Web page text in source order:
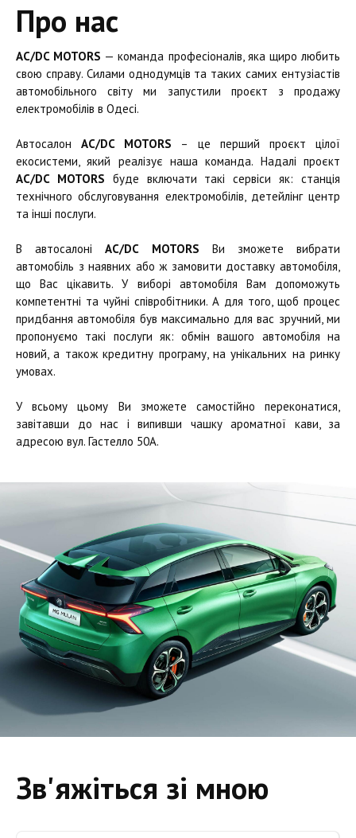
Про нас
AC/DC MOTORS — команда професіоналів, яка щиро любить
свою справу. Силами однодумців та таких самих ентузіастів
автомобільного світу ми запустили проєкт з продажу
електромобілів в Одесі.
АвтосалонAC/DC MOTORS – це перший проєкт цілої
екосистеми, який реалізує наша команда. Надалі проєкт
AC/DC MOTORS буде включати такі сервіси як: станція
технічного обслуговування електромобілів, детейлінг центр
та інші послуги.
В автосалоніAC/DC MOTORS Ви зможете вибрати
автомобіль з наявних або ж замовити доставку автомобіля,
що Вас цікавить. У виборі автомобіля Вам допоможуть
компетентні та чуйні співробітники. А для того, щоб процес
придбання автомобіля був максимально для вас зручний, ми
пропонуємо такі послуги як: обмін вашого автомобіля на
новий, а також кредитну програму, на унікальних на ринку
умовах.
У всьому цьому Ви зможете самостійно переконатися,
завітавши до нас і випивши чашку ароматної кави, за
адресою вул. Гастелло 50А.
Зв'яжіться зі мною